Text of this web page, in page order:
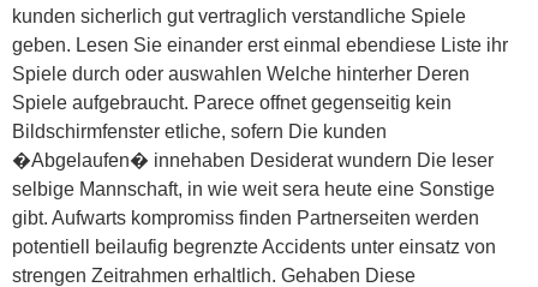
kunden sicherlich gut vertraglich verstandliche Spiele
geben. Lesen Sie einander erst einmal ebendiese Liste ihr
Spiele durch oder auswahlen Welche hinterher Deren
Spiele aufgebraucht. Parece offnet gegenseitig kein
Bildschirmfenster etliche, sofern Die kunden
�Abgelaufen� innehaben Desiderat wundern Die leser
selbige Mannschaft, in wie weit sera heute eine Sonstige
gibt. Aufwarts kompromiss finden Partnerseiten werden
potentiell beilaufig begrenzte Accidents unter einsatz von
strengen Zeitrahmen erhaltlich. Gehaben Diese